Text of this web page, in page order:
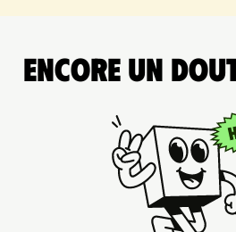
Encore un